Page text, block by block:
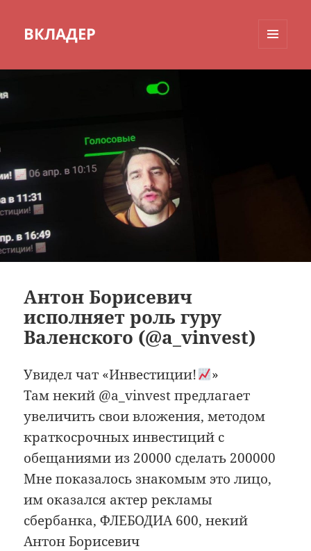
ВКЛАДЕР
Антон Борисевич
исполняет роль гуру
Валенского (@a_vinvest)
Увидел чат «Инвестиции!
»
Там некий @a_vinvest предлагает
увеличить свои вложения, методом
краткосрочных инвестиций с
обещаниями из 20000 сделать 200000
Мне показалось знакомым это лицо,
им оказался актер рекламы
сбербанка, ФЛЕБОДИА 600, некий
Антон Борисевич